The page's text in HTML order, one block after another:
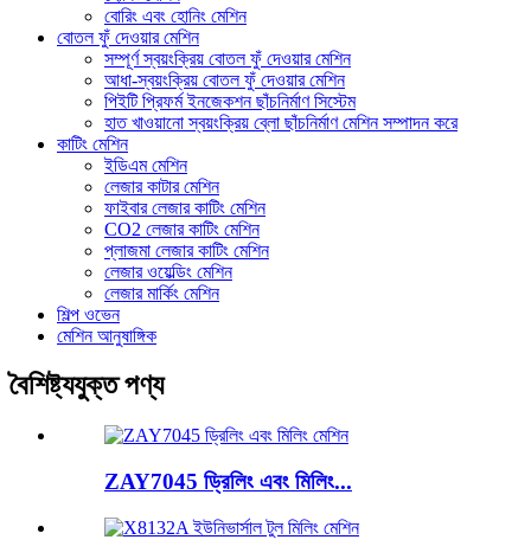
বোরিং এবং হোনিং মেশিন
বোতল ফুঁ দেওয়ার মেশিন
সম্পূর্ণ স্বয়ংক্রিয় বোতল ফুঁ দেওয়ার মেশিন
আধা-স্বয়ংক্রিয় বোতল ফুঁ দেওয়ার মেশিন
পিইটি প্রিফর্ম ইনজেকশন ছাঁচনির্মাণ সিস্টেম
হাত খাওয়ানো স্বয়ংক্রিয় ব্লো ছাঁচনির্মাণ মেশিন সম্পাদন করে
কাটিং মেশিন
ইডিএম মেশিন
লেজার কাটার মেশিন
ফাইবার লেজার কাটিং মেশিন
CO2 লেজার কাটিং মেশিন
প্লাজমা লেজার কাটিং মেশিন
লেজার ওয়েল্ডিং মেশিন
লেজার মার্কিং মেশিন
শিল্প ওভেন
মেশিন আনুষাঙ্গিক
বৈশিষ্ট্যযুক্ত পণ্য
ZAY7045 ড্রিলিং এবং মিলিং...